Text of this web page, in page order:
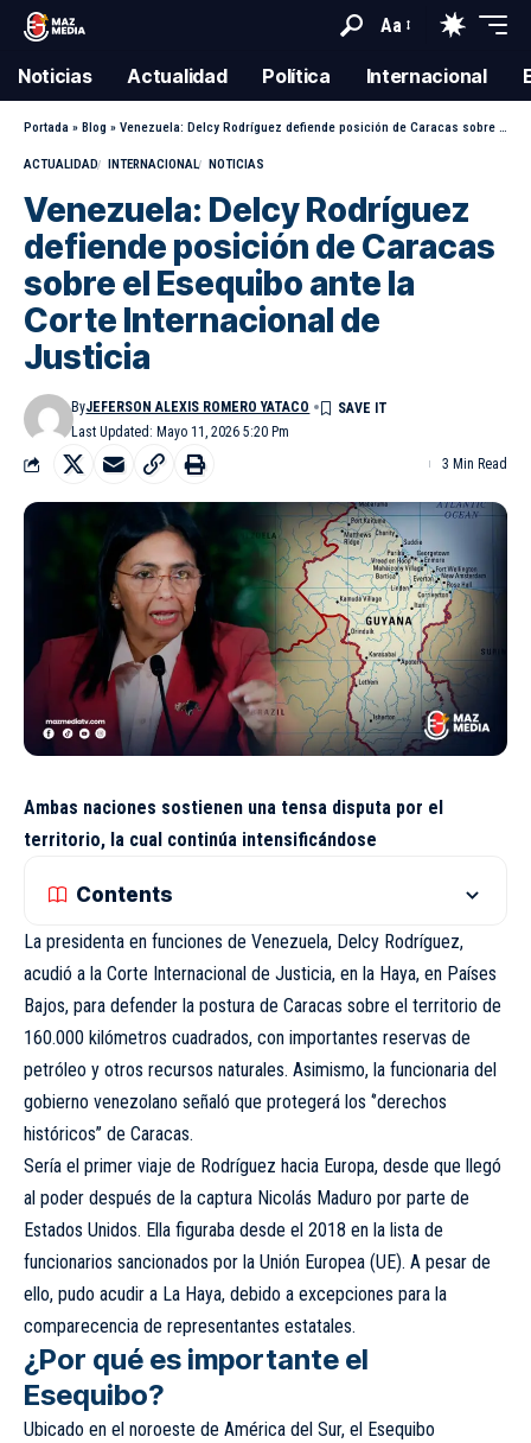
Aa
Noticias Actualidad Política Internacional
Portada » Blog » Venezuela: Delcy Rodríguez defiende posición de Caracas sobre el Esequibo ante la Corte Internacional de Justicia
ACTUALIDAD INTERNACIONAL NOTICIAS
Venezuela: Delcy Rodríguez
defiende posición de Caracas
sobre el Esequibo ante la
Corte Internacional de
Justicia
Last Updated: Mayo 11, 2026 5:20 Pm
ByJEFERSON ALEXIS ROMERO YATACO
3 Min Read
Ambas naciones sostienen una tensa disputa por el
territorio, la cual continúa intensificándose
Contents
La presidenta en funciones de Venezuela, Delcy Rodríguez,
acudió a la Corte Internacional de Justicia, en la Haya, en Países
Bajos, para defender la postura de Caracas sobre el territorio de
160.000 kilómetros cuadrados, con importantes reservas de
petróleo y otros recursos naturales. Asimismo, la funcionaria del
gobierno venezolano señaló que protegerá los ‘’derechos
históricos’’ de Caracas.
Sería el primer viaje de Rodríguez hacia Europa, desde que llegó
al poder después de la captura Nicolás Maduro por parte de
Estados Unidos. Ella figuraba desde el 2018 en la lista de
funcionarios sancionados por la Unión Europea (UE). A pesar de
ello, pudo acudir a La Haya, debido a excepciones para la
comparecencia de representantes estatales.
¿Por qué es importante el
Esequibo?
Ubicado en el noroeste de América del Sur, el Esequibo